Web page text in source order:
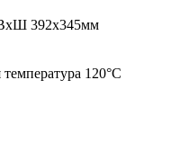
ВхШ 392х345мм
120°С